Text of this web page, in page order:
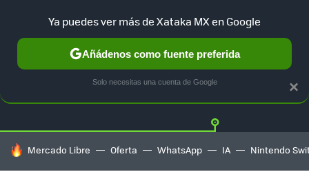
TESLA UBER AUTO ELECTRICO Twitter
HOY SE HABLA DE
Mercado Libre Oferta WhatsApp IA Nintendo
×
Ya puedes ver más de Xataka MX en Google
Añádenos como fuente preferida
Solo necesitas una cuenta de Google